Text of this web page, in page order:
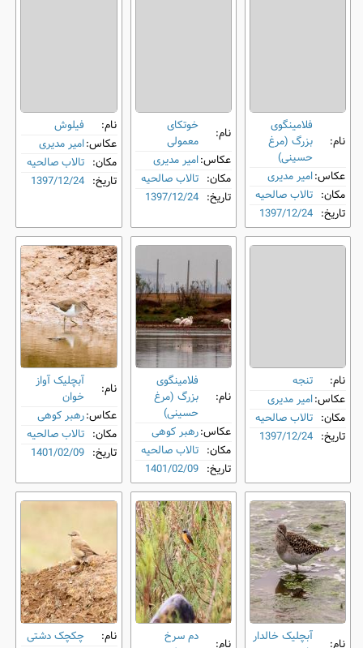
نام:
فلامینگوی
بزرگ (مرغ
حسینی)
عکاس:امیر مدیری
مکان: تالاب صالحیه
تاریخ: 1397/12/24
نام:
خوتکای
معمولی
عکاس:امیر مدیری
مکان: تالاب صالحیه
تاریخ: 1397/12/24
نام:
فیلوش
عکاس:امیر مدیری
مکان: تالاب صالحیه
تاریخ: 1397/12/24
نام:
تنجه
عکاس:امیر مدیری
مکان: تالاب صالحیه
تاریخ: 1397/12/24
نام:
فلامینگوی
بزرگ (مرغ
حسینی)
عکاس:رهبر کوهی
مکان: تالاب صالحیه
تاریخ: 1401/02/09
نام:
آبچلیک آواز
خوان
عکاس:رهبر کوهی
مکان: تالاب صالحیه
تاریخ: 1401/02/09
آبچلیک خالدار
دم‌ سرخ
نام:
چکچک دشتی